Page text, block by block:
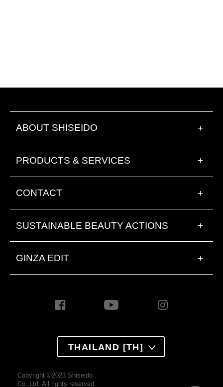
ABOUT SHISEIDO +
PRODUCTS & SERVICES +
CONTACT +
SUSTAINABLE BEAUTY ACTIONS +
GINZA EDIT +
THAILAND [TH]
Copyright ©2023 Shiseido
Co.,Ltd. All rights reserved.